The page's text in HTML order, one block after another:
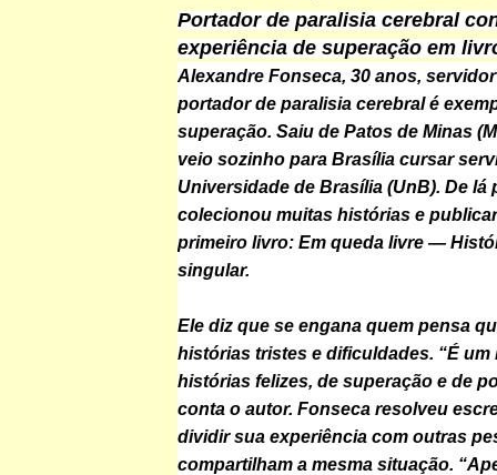
Portador de paralisia cerebral
experiência de superação em
Alexandre Fonseca, 30 anos,
portador de paralisia cerebral é
superação. Saiu de Patos de Minas
veio sozinho para Brasília cursar
Universidade de Brasília (UnB). De lá
colecionou muitas histórias e
primeiro livro: Em queda livre —
singular.
Ele diz que se engana quem pensa
histórias tristes e dificuldades. “É um
histórias felizes, de superação e de
conta o autor. Fonseca resolveu
dividir sua experiência com outras
compartilham a mesma situação.